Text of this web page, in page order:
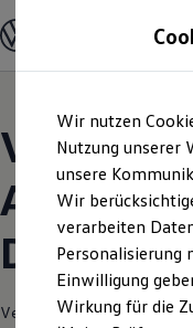
Hauptinhalt
springen
Footer
springen
Modelle und
Konfigurator
Modelle
Elektroautos
ENERGY
SUV und CUV
Kombis
Sportwagen
Schnell
Angebote und
Verantwortlich für die
Wir nutzen
Nutzung unserer
unsere
Wir
verarbeiten
Personalisierung
Einwilligung
Wirkung für die